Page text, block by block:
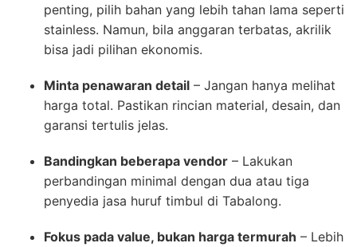
penting, pilih bahan yang lebih tahan lama seperti
stainless. Namun, bila anggaran terbatas, akrilik
bisa jadi pilihan ekonomis.
Minta penawaran detail – Jangan hanya melihat
harga total. Pastikan rincian material, desain, dan
garansi tertulis jelas.
Bandingkan beberapa vendor – Lakukan
perbandingan minimal dengan dua atau tiga
penyedia jasa huruf timbul di Tabalong.
Fokus pada value, bukan harga termurah – Lebih